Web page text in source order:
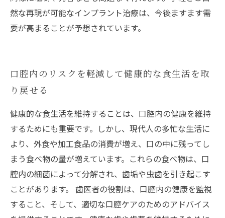
然な再現が可能なインプラント治療は、今後ますます需
要が高まることが予想されています。
口腔内のリスクを軽減して健康的な食生活を取
り戻せる
健康的な食生活を維持することは、口腔内の健康を維持
するためにも重要です。しかし、現代人の多忙な生活に
より、外食や加工食品の消費が増え、口の中に残ってし
まう食べ物の量が増えています。これらの食べ物は、口
腔内の細菌によって分解され、歯垢や虫歯を引き起こす
ことがあります。 歯医者の役割は、口腔内の健康を監視
すること、そして、適切な口腔ケアのためのアドバイス